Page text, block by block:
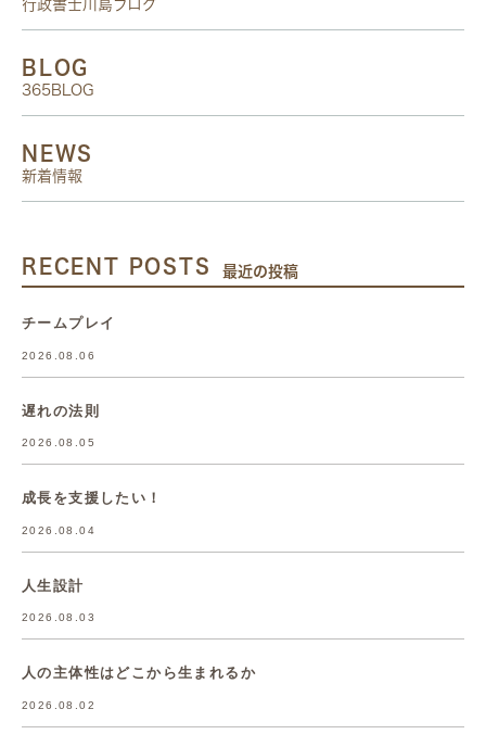
行政書士川島ブログ
BLOG
365BLOG
NEWS
新着情報
RECENT POSTS 最近の投稿
チームプレイ
2026.08.06
遅れの法則
2026.08.05
成長を支援したい！
2026.08.04
人生設計
2026.08.03
人の主体性はどこから生まれるか
2026.08.02